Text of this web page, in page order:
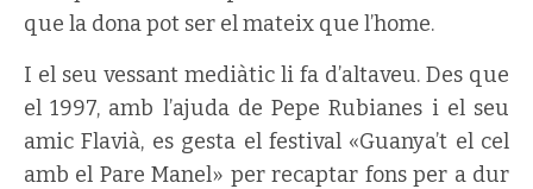
que la dona pot ser el mateix que l’home.
I el seu vessant mediàtic li fa d’altaveu. Des que
el 1997, amb l’ajuda de Pepe Rubianes i el seu
amic Flavià, es gesta el festival «Guanya’t el cel
amb el Pare Manel» per recaptar fons per a dur